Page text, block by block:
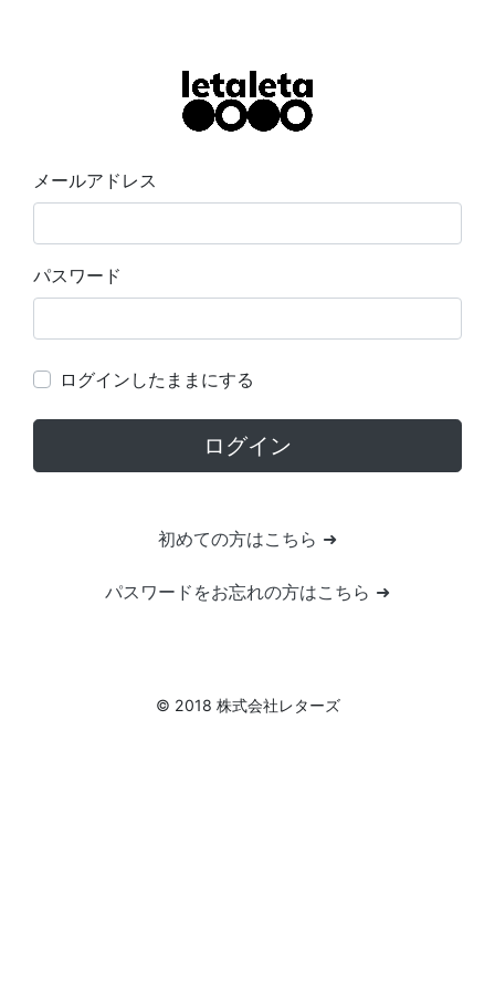
メールアドレス
パスワード
ログインしたままにする
ログイン
初めての方はこちら ➜
パスワードをお忘れの方はこちら ➜
© 2018 株式会社レターズ